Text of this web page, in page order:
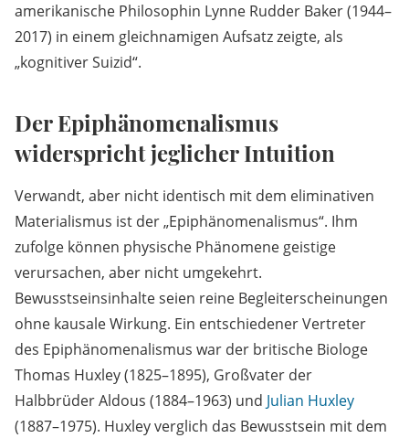
amerikanische Philosophin Lynne Rudder Baker (1944–
2017) in einem gleichnamigen Aufsatz zeigte, als
„kognitiver Suizid“.
Der Epiphänomenalismus
widerspricht jeglicher Intuition
Verwandt, aber nicht identisch mit dem eliminativen
Materialismus ist der „Epiphänomenalismus“. Ihm
zufolge können physische Phänomene geistige
verursachen, aber nicht umgekehrt.
Bewusstseinsinhalte seien reine Begleiterscheinungen
ohne kausale Wirkung. Ein entschiedener Vertreter
des Epiphänomenalismus war der britische Biologe
Thomas Huxley (1825–1895), Großvater der
Halbbrüder Aldous (1884–1963) und Julian Huxley
(1887–1975). Huxley verglich das Bewusstsein mit dem